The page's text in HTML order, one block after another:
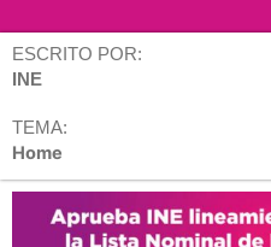
ESCRITO POR:
INE
TEMA:
Home